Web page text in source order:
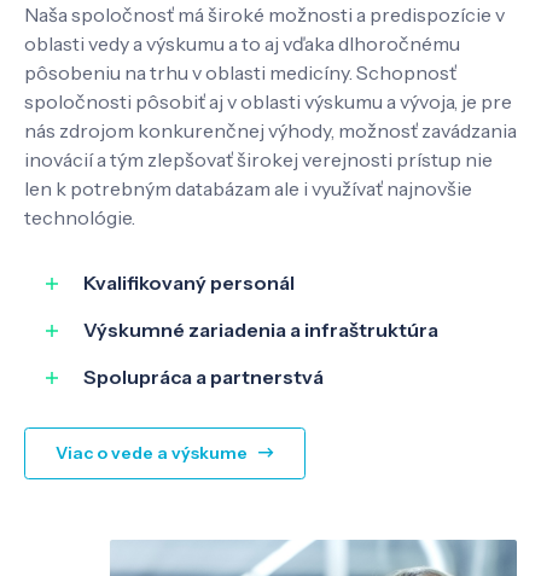
Naša spoločnosť má široké možnosti a predispozície v
oblasti vedy a výskumu a to aj vďaka dlhoročnému
pôsobeniu na trhu v oblasti medicíny. Schopnosť
spoločnosti pôsobiť aj v oblasti výskumu a vývoja, je pre
nás zdrojom konkurenčnej výhody, možnosť zavádzania
inovácií a tým zlepšovať širokej verejnosti prístup nie
len k potrebným databázam ale i využívať najnovšie
technológie.
Kvalifikovaný personál
Výskumné zariadenia a infraštruktúra
Spolupráca a partnerstvá
Viac o vede a výskume